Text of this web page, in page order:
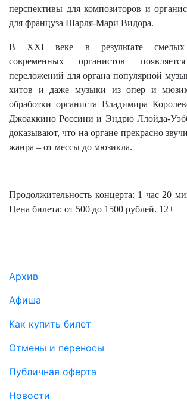
перспективы для композиторов и
для француза Шарля-Мари Видора.
В XXI
веке в результате смелых
современных органистов
переложений для органа популярной
хитов и даже музыки из опер и
обработки органиста Владимира
Джоаккино Россини и Эндрю Ллойда-
доказывают, что на органе прекрасно
жанра – от мессы до мюзикла.
Продолжительность концерта: 1 час 20
Цена билета: от 500 до 1500 рублей. 12+
Подвал
Архив
Афиша
Как купить билет
Отмены и переносы
Публичная оферта
Новости